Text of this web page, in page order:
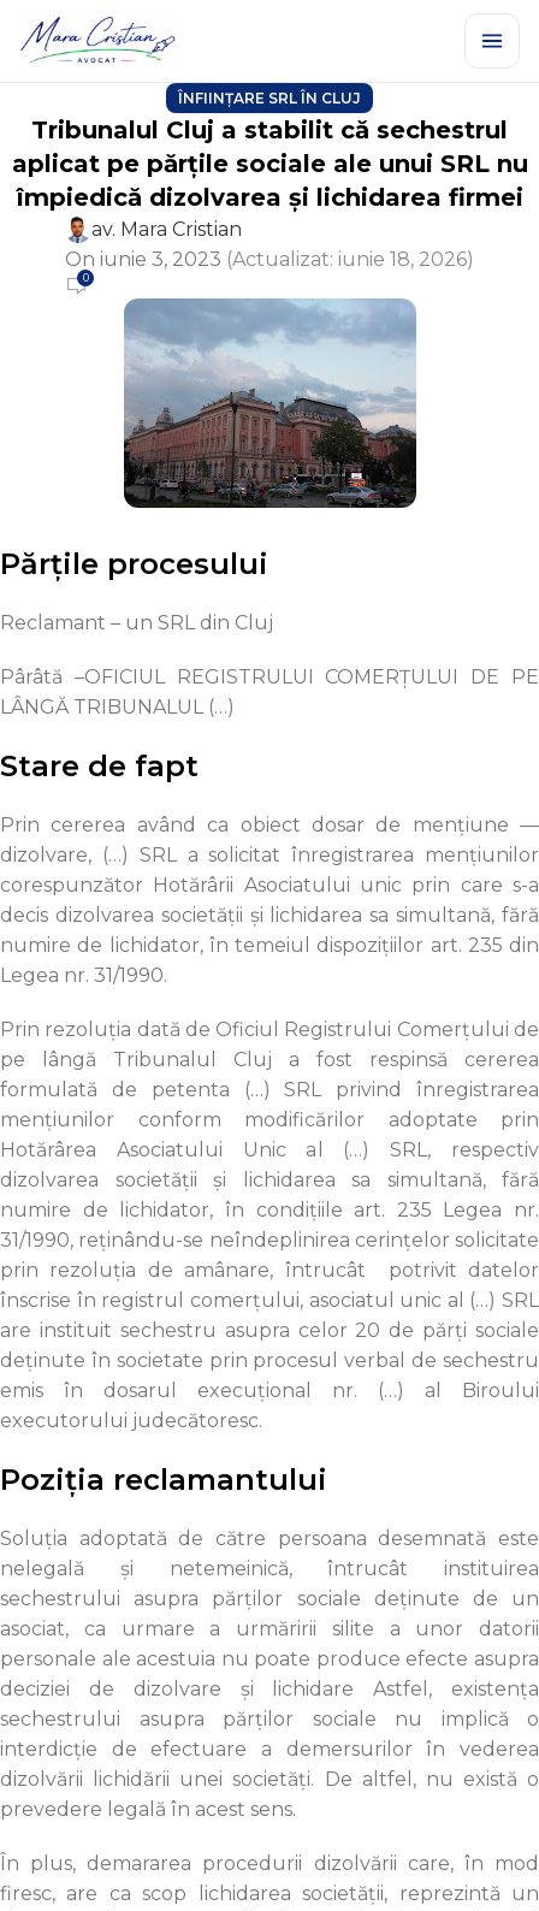
ÎNFIINȚARE SRL ÎN CLUJ
Tribunalul Cluj a stabilit că sechestrul
aplicat pe părțile sociale ale unui SRL nu
împiedică dizolvarea și lichidarea firmei
av. Mara Cristian
On iunie 3, 2023 (Actualizat: iunie 18, 2026)
0
Părțile procesului
Reclamant – un SRL din Cluj
Pârâtă –OFICIUL REGISTRULUI COMERŢULUI DE PE
LÂNGĂ TRIBUNALUL (…)
Stare de fapt
Prin cererea având ca obiect dosar de mențiune —
dizolvare, (…) SRL a solicitat înregistrarea mențiunilor
corespunzător Hotărârii Asociatului unic prin care s-a
decis dizolvarea societăţii şi lichidarea sa simultană, fără
numire de lichidator, în temeiul dispozițiilor art. 235 din
Legea nr. 31/1990.
Prin rezoluţia dată de Oficiul Registrului Comerţului de
pe lângă Tribunalul Cluj a fost respinsă cererea
formulată de petenta (…) SRL privind înregistrarea
mențiunilor conform modificărilor adoptate prin
Hotărârea Asociatului Unic al (…) SRL, respectiv
dizolvarea societăţii şi lichidarea sa simultană, fără
numire de lichidator, în condiţiile art. 235 Legea nr.
31/1990, reţinându-se neîndeplinirea cerinţelor solicitate
prin rezoluţia de amânare, întrucât potrivit datelor
înscrise în registrul comerțului, asociatul unic al (…) SRL
are instituit sechestru asupra celor 20 de părţi sociale
deţinute în societate prin procesul verbal de sechestru
emis în dosarul execuţional nr. (…) al Biroului
executorului judecătoresc.
Poziția reclamantului
Soluția adoptată de către persoana desemnată este
nelegală şi netemeinică, întrucât instituirea
sechestrului asupra părților sociale deținute de un
asociat, ca urmare a urmăririi silite a unor datorii
personale ale acestuia nu poate produce efecte asupra
deciziei de dizolvare şi lichidare Astfel, existența
sechestrului asupra părților sociale nu implică o
interdicție de efectuare a demersurilor în vederea
dizolvării lichidării unei societăți. De altfel, nu există o
prevedere legală în acest sens.
În plus, demararea procedurii dizolvării care, în mod
firesc, are ca scop lichidarea societăţii, reprezintă un